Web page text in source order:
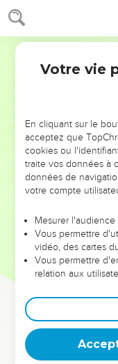
6
44 En effet, chaque
cueille pas des figues
des raisins sur des
L'homme bon tire
mauvais [trésor de
dont son cœur est
Les deux
» Pourquoi
faites-vous pas ce que
Je vais vous
vient à moi, entend
il ressemble à un
a creusé, creusé
contre cette maison
était fondée sur le
Mais celui qui
semblable à un
Votre vie
En cliquant sur le
acceptez que
cookies ou
traite vos données à
données de
votre compte
Mesurer
Vous permettre
vidéo, des cartes
Vous permettre
relation aux